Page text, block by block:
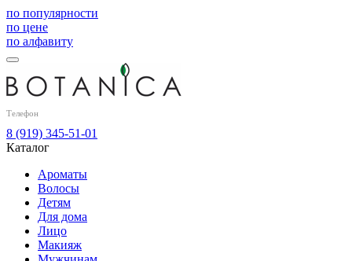
по популярности
по цене
по алфавиту
Телефон
8 (919) 345-51-01
Каталог
Ароматы
Волосы
Детям
Для дома
Лицо
Макияж